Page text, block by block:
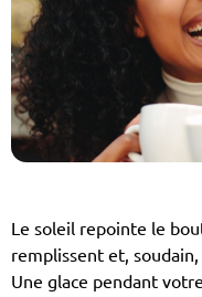
Le soleil repointe le
remplissent et,
Une glace pendant